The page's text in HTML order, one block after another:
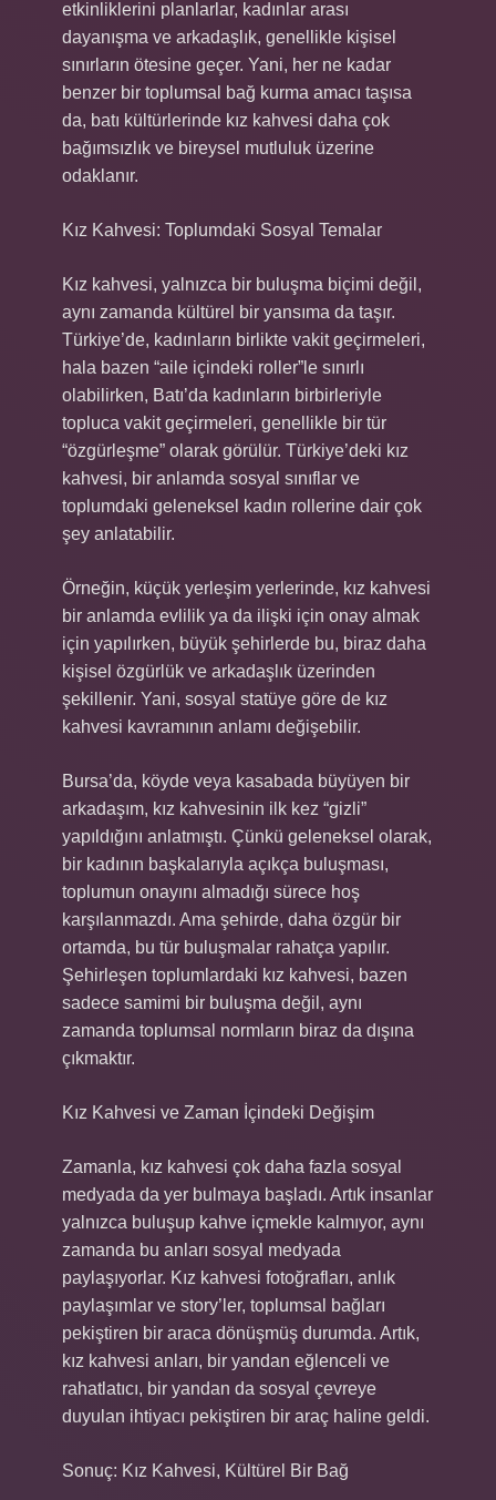
etkinliklerini planlarlar, kadınlar arası
dayanışma ve arkadaşlık, genellikle kişisel
sınırların ötesine geçer. Yani, her ne kadar
benzer bir toplumsal bağ kurma amacı taşısa
da, batı kültürlerinde kız kahvesi daha çok
bağımsızlık ve bireysel mutluluk üzerine
odaklanır.
Kız Kahvesi: Toplumdaki Sosyal Temalar
Kız kahvesi, yalnızca bir buluşma biçimi değil,
aynı zamanda kültürel bir yansıma da taşır.
Türkiye’de, kadınların birlikte vakit geçirmeleri,
hala bazen “aile içindeki roller”le sınırlı
olabilirken, Batı’da kadınların birbirleriyle
topluca vakit geçirmeleri, genellikle bir tür
“özgürleşme” olarak görülür. Türkiye’deki kız
kahvesi, bir anlamda sosyal sınıflar ve
toplumdaki geleneksel kadın rollerine dair çok
şey anlatabilir.
Örneğin, küçük yerleşim yerlerinde, kız kahvesi
bir anlamda evlilik ya da ilişki için onay almak
için yapılırken, büyük şehirlerde bu, biraz daha
kişisel özgürlük ve arkadaşlık üzerinden
şekillenir. Yani, sosyal statüye göre de kız
kahvesi kavramının anlamı değişebilir.
Bursa’da, köyde veya kasabada büyüyen bir
arkadaşım, kız kahvesinin ilk kez “gizli”
yapıldığını anlatmıştı. Çünkü geleneksel olarak,
bir kadının başkalarıyla açıkça buluşması,
toplumun onayını almadığı sürece hoş
karşılanmazdı. Ama şehirde, daha özgür bir
ortamda, bu tür buluşmalar rahatça yapılır.
Şehirleşen toplumlardaki kız kahvesi, bazen
sadece samimi bir buluşma değil, aynı
zamanda toplumsal normların biraz da dışına
çıkmaktır.
Kız Kahvesi ve Zaman İçindeki Değişim
Zamanla, kız kahvesi çok daha fazla sosyal
medyada da yer bulmaya başladı. Artık insanlar
yalnızca buluşup kahve içmekle kalmıyor, aynı
zamanda bu anları sosyal medyada
paylaşıyorlar. Kız kahvesi fotoğrafları, anlık
paylaşımlar ve story’ler, toplumsal bağları
pekiştiren bir araca dönüşmüş durumda. Artık,
kız kahvesi anları, bir yandan eğlenceli ve
rahatlatıcı, bir yandan da sosyal çevreye
duyulan ihtiyacı pekiştiren bir araç haline geldi.
Sonuç: Kız Kahvesi, Kültürel Bir Bağ